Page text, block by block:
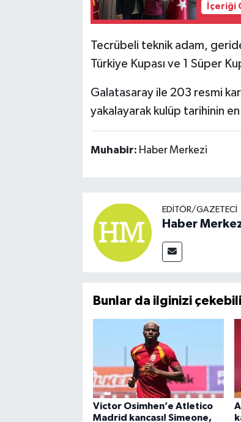
İçeriği
Tecrübeli teknik adam,
Türkiye Kupası ve 1 Süper
Galatasaray ile 203 resmi
yakalayarak kulüp tarihinin en
Muhabir: Haber Merkezi
EDITÖR/GAZETECI
Haber
Bunlar da ilginizi
Victor Osimhen’e Atletico
Madrid kancası! Simeone,